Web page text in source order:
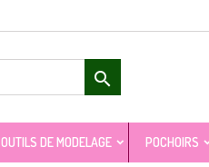

OUTILS DE MODELAGE POCHOIRS